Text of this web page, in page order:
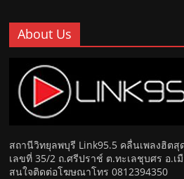
About Us
สถานีวิทยุลพบุรี Link95.5 คลื่นเพลงฮิตสุ
เลขที่ 35/2 ถ.ศรีปราช์ ต.ทะเลชุบศร อ.เ
สนใจติดต่อโฆษณาโทร 0812394350